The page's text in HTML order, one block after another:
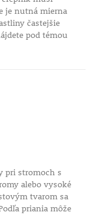
je nutná mierna
častejšie
pod témou
pri stromoch s
alebo vysoké
tvarom sa
priania môže